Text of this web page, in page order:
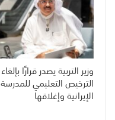
وزير التربية يصدر قرارًا بإلغاء
الترخيص التعليمي للمدرسة
الإيرانية وإغلاقها